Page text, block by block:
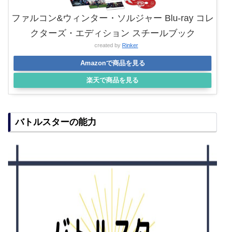
ファルコン&ウィンター・ソルジャー Blu-ray コレ
クターズ・エディション スチールブック
created by Rinker
Amazonで商品を見る
楽天で商品を見る
バトルスターの能力